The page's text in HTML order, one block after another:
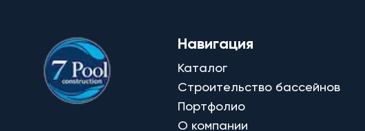
Навигация
Каталог
Строительство бассейнов
Портфолио
О компании